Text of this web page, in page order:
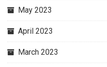
May 2023
April 2023
March 2023